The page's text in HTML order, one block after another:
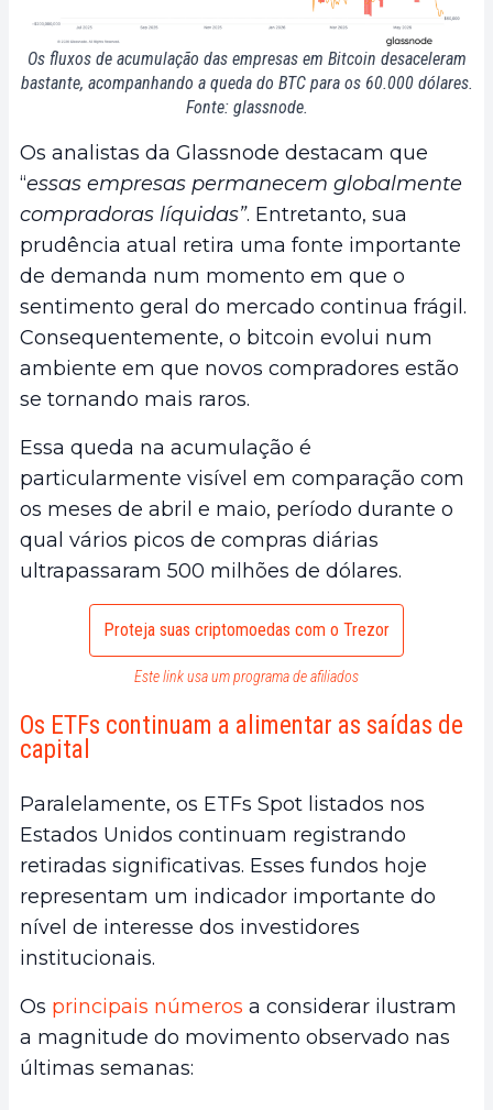
Os fluxos de acumulação das empresas em Bitcoin desaceleram
bastante, acompanhando a queda do BTC para os 60.000 dólares.
Fonte: glassnode.
Os analistas da Glassnode destacam que
“essas empresas permanecem globalmente
compradoras líquidas”. Entretanto, sua
prudência atual retira uma fonte importante
de demanda num momento em que o
sentimento geral do mercado continua frágil.
Consequentemente, o bitcoin evolui num
ambiente em que novos compradores estão
se tornando mais raros.
Essa queda na acumulação é
particularmente visível em comparação com
os meses de abril e maio, período durante o
qual vários picos de compras diárias
ultrapassaram 500 milhões de dólares.
Proteja suas criptomoedas com o Trezor
Este link usa um programa de afiliados
Os ETFs continuam a alimentar as saídas de
capital
Paralelamente, os ETFs Spot listados nos
Estados Unidos continuam registrando
retiradas significativas. Esses fundos hoje
representam um indicador importante do
nível de interesse dos investidores
institucionais.
Os principais números a considerar ilustram
a magnitude do movimento observado nas
últimas semanas: